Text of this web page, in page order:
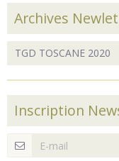
Archives
Inscription